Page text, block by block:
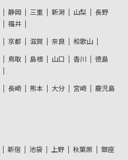
静岡 三重 新潟 山梨
長野
福井
京都 滋賀 奈良 和歌山
鳥取 島根 山口 香川
徳島
長崎 熊本 大分 宮崎
鹿児島
新宿 池袋 上野 秋葉原 銀座